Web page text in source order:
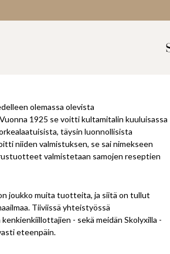
olemassa olevista
1925 se voitti kultamitalin kuuluisassa
täysin luonnollisista
niiden valmistuksen, se sai nimekseen
valmistetaan samojen reseptien
joukko muita tuotteita, ja siitä on tullut
Tiiviissä yhteistyössä
- sekä meidän Skolyxilla -
eteenpäin.